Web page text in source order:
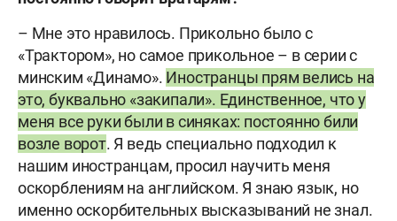
– Мне это нравилось. Прикольно было с
«Трактором», но самое прикольное – в серии с
минским «Динамо». Иностранцы прям велись на
это, буквально «закипали». Единственное, что у
меня все руки были в синяках: постоянно били
возле ворот. Я ведь специально подходил к
нашим иностранцам, просил научить меня
оскорблениям на английском. Я знаю язык, но
именно оскорбительных высказываний не знал.